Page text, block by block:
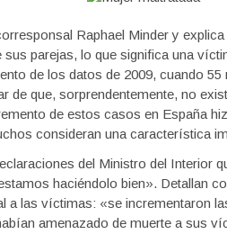
Raphael Minder y
parejas, lo que significa una
de los datos de 2009, cuando
de que, sorprendentemente, no
de estos casos en España
consideran una característica
del Ministro del Interior
haciéndolo bien». Detallan
a las víctimas: «se incrementaron
amenazado de muerte a sus